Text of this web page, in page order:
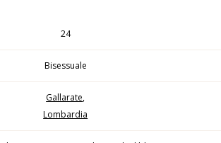
24
Bisessuale
Gallarate,
Lombardia